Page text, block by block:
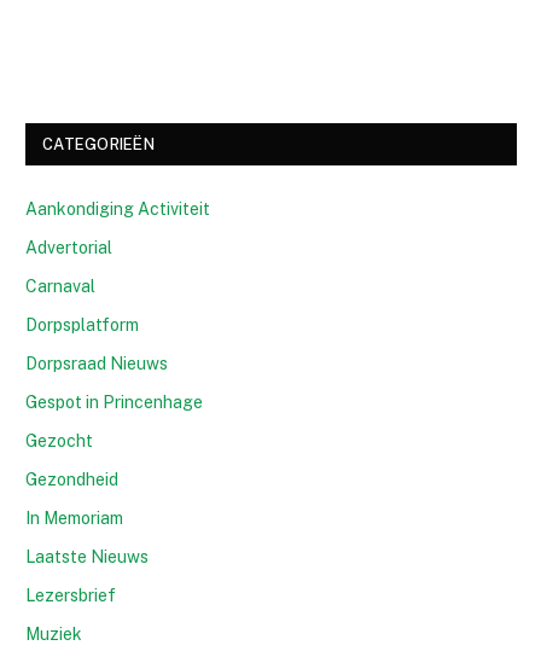
CATEGORIEËN
Aankondiging Activiteit
Advertorial
Carnaval
Dorpsplatform
Dorpsraad Nieuws
Gespot in Princenhage
Gezocht
Gezondheid
In Memoriam
Laatste Nieuws
Lezersbrief
Muziek